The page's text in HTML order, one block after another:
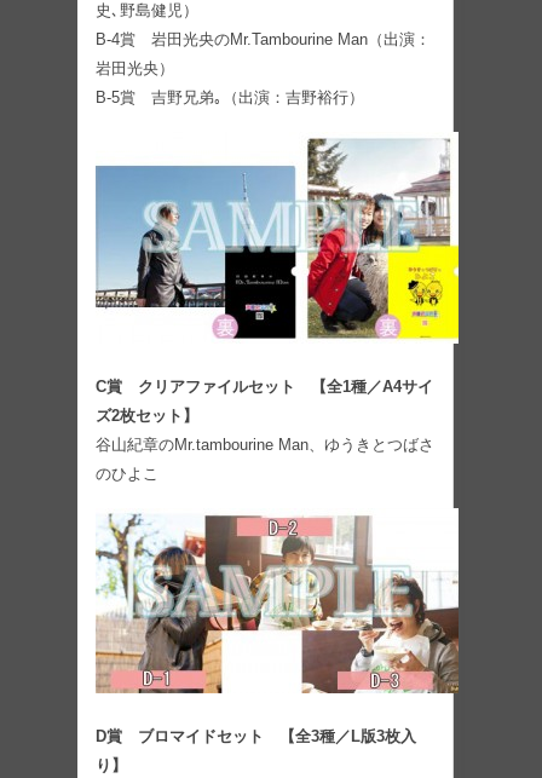
史､野島健児）
B-4賞 岩田光央のMr.Tambourine Man（出演：
岩田光央）
B-5賞 吉野兄弟｡（出演：吉野裕行）
C賞 クリアファイルセット 【全1種／A4サイ
ズ2枚セット】
谷山紀章のMr.tambourine Man、ゆうきとつばさ
のひよこ
D賞 ブロマイドセット 【全3種／L版3枚入
り】